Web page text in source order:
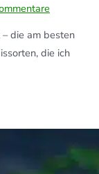
die am besten
die ich